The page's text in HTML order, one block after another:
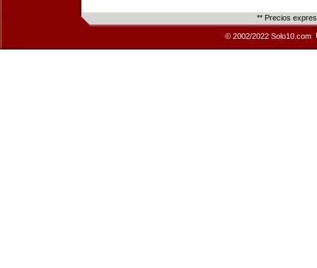
** Precios
© 2002/2022 Solo10.com